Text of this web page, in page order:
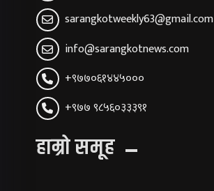
sarangkotweekly63@gmail.com
info@sarangkotnews.com
+९७७०६१४४५०००
+९७७ ९८५६०३३३९१
हाम्रो समूह